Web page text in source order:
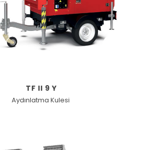
TF II 9 Y
Aydınlatma Kulesi